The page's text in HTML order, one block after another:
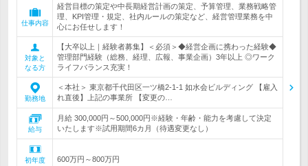
仕事内容
経営目標の策定や中長期経営計画の策定、予算管理、業務戦略管
理、KPI管理・規定、社内ルールの策定など、経営管理業務を中
心にお任せします！
対象と
なる方
【大卒以上｜経験者募集】＜必須＞◆経営企画に携わった経験◆
管理部門経験（総務、経理、広報、事業企画）3年以上 ◎ワーク
ライフバランス充実！
勤務地
＜本社＞ 東京都千代田区一ツ橋2-1-1 如水会ビルディング 【雇入
れ直後】上記の事業所 【変更の…
給与
月給 300,000円～500,000円※経験・年齢・能力を考慮して決定
いたします※試用期間6カ月（待遇変更なし）
初年度
600万円～800万円